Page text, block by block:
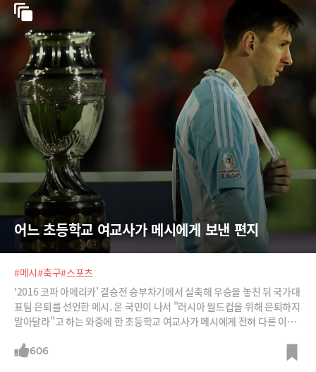
어느 초등학교 여교사가 메시에게 보낸 편지
#메시#축구#스포츠
'2016 코파 아메리카' 결승전 승부차기에서 실축해 우승을 놓친 뒤 국가대
표팀 은퇴를 선언한 메시. 온 국민이 나서 "러시아 월드컵을 위해 은퇴하지
말아달라"고 하는 와중에 한 초등학교 여교사가 메시에게 전혀 다른 이유
606